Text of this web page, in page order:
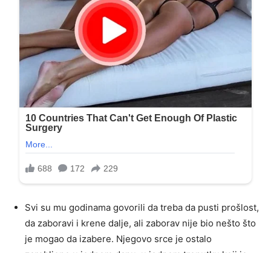
Svi su mu godinama govorili da treba da pusti prošlost,
da zaboravi i krene dalje, ali zaborav nije bio nešto što
je mogao da izabere. Njegovo srce je ostalo